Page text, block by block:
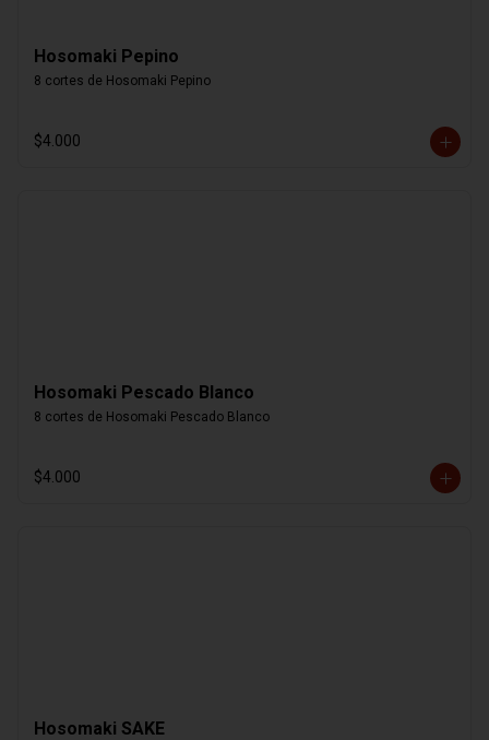
Hosomaki Pepino
8 cortes de Hosomaki Pepino
$4.000
Hosomaki Pescado Blanco
8 cortes de Hosomaki Pescado Blanco
$4.000
Hosomaki SAKE